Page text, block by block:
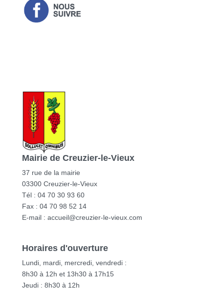
Mairie de Creuzier-le-Vieux
37 rue de la mairie
03300 Creuzier-le-Vieux
Tél : 04 70 30 93 60
Fax : 04 70 98 52 14
E-mail : accueil@creuzier-le-vieux.com
Horaires d'ouverture
Lundi, mardi, mercredi, vendredi :
8h30 à 12h et 13h30 à 17h15
Jeudi : 8h30 à 12h